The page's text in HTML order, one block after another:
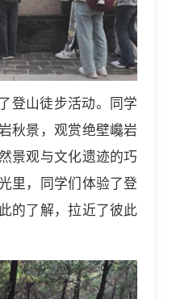
登山徒步活动。同学
秋景，观赏绝壁巉岩
景观与文化遗迹的巧
里，同学们体验了登
的了解，拉近了彼此